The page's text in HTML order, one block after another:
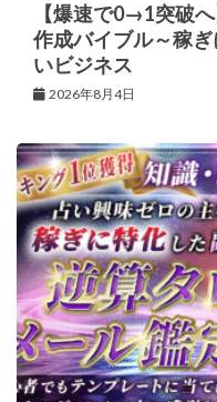
【爆速で0→1突破
作成バイブル～稼
いビジネス
2026年8月4日